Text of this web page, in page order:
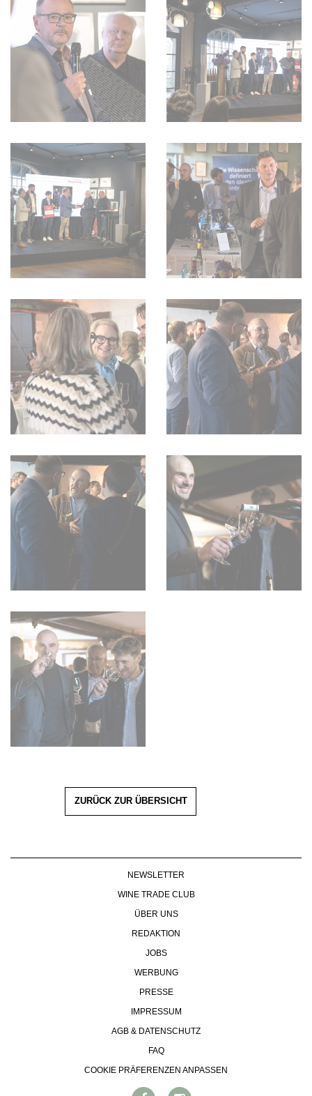
ZURÜCK ZUR ÜBERSICHT
NEWSLETTER
WINE TRADE CLUB
ÜBER UNS
REDAKTION
JOBS
WERBUNG
PRESSE
IMPRESSUM
AGB & DATENSCHUTZ
FAQ
COOKIE PRÄFERENZEN ANPASSEN